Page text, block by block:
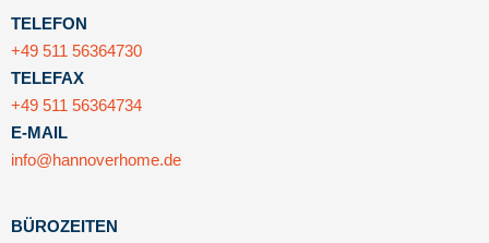
TELEFON
+49 511 56364730
TELEFAX
+49 511 56364734
E-MAIL
info@hannoverhome.de
BÜROZEITEN